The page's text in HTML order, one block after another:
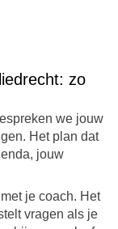
zo
we jouw
Het plan dat
jouw
je coach. Het
vragen als je